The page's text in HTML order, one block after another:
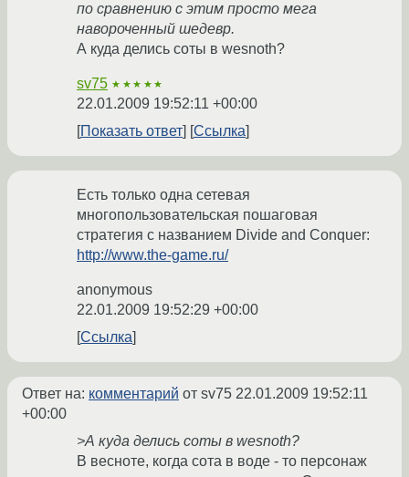
по сравнению с этим просто мега
навороченный шедевр.
А куда делись соты в wesnoth?
sv75 ★★★★★
22.01.2009 19:52:11 +00:00
Показать ответ
Ссылка
Есть только одна сетевая
многопользовательская пошаговая
стратегия с названием Divide and Conquer:
http://www.the-game.ru/
anonymous
22.01.2009 19:52:29 +00:00
Ссылка
Ответ на: комментарий от sv75 22.01.2009 19:52:11
+00:00
>А куда делись соты в wesnoth?
В весноте, когда сота в воде - то персонаж